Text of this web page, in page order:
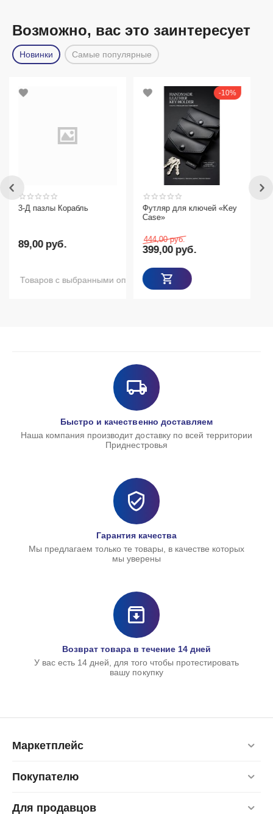
Возможно, вас это заинтересует
Новинки Самые популярные
опциями нет в наличии
10%
Футляр для ключей «Key
444,00
399,00
Быстро и качественно доставляем
Наша компания производит доставку по всей территории
Приднестровья
Гарантия качества
Мы предлагаем только те товары, в качестве которых
мы уверены
Возврат товара в течение 14 дней
У вас есть 14 дней, для того чтобы протестировать
вашу покупку
Маркетплейс
Покупателю
Для продавцов